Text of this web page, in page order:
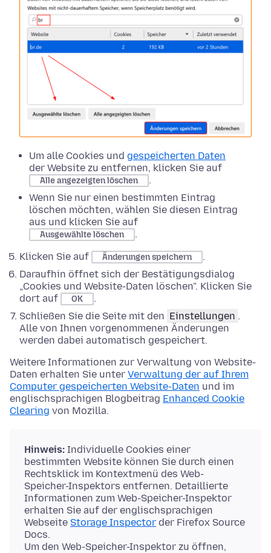
Um alle Cookies und gespeicherten Daten
der Website zu entfernen, klicken Sie auf
Alle angezeigten löschen
.
Wenn Sie nur einen bestimmten Eintrag
löschen möchten, wählen Sie diesen Eintrag
aus und klicken Sie auf
Ausgewählte löschen
.
Klicken Sie auf
Änderungen speichern
.
Daraufhin öffnet sich der Bestätigungsdialog
„Cookies und Website-Daten löschen". Klicken Sie
dort auf
OK
.
Schließen Sie die Seite mit den Einstellungen .
Alle von Ihnen vorgenommenen Änderungen
werden dabei automatisch gespeichert.
Weitere Informationen zur Verwaltung von Website-
Daten erhalten Sie unter Verwaltung der auf Ihrem
Computer gespeicherten Website-Daten und im
englischsprachigen Blogbeitrag Enhanced Cookie
Clearing von Mozilla.
Hinweis: Individuelle Cookies einer
bestimmten Website können Sie durch einen
Rechtsklick im Kontextmenü des Web-
Speicher-Inspektors entfernen. Detaillierte
Informationen zum Web-Speicher-Inspektor
erhalten Sie auf der englischsprachigen
Webseite Storage Inspector der Firefox Source
Docs.
Um den Web-Speicher-Inspektor zu öffnen,